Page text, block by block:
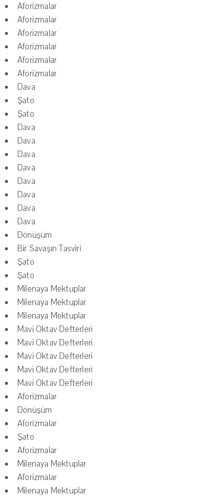
Aforizmalar
Aforizmalar
Aforizmalar
Aforizmalar
Aforizmalar
Aforizmalar
Dava
Şato
Şato
Dava
Dava
Dava
Dava
Dava
Dava
Dava
Dava
Dönüşüm
Bir Savaşın Tasviri
Şato
Şato
Milenaya Mektuplar
Milenaya Mektuplar
Milenaya Mektuplar
Mavi Oktav Defterleri
Mavi Oktav Defterleri
Mavi Oktav Defterleri
Mavi Oktav Defterleri
Mavi Oktav Defterleri
Aforizmalar
Dönüşüm
Aforizmalar
Şato
Aforizmalar
Milenaya Mektuplar
Aforizmalar
Milenaya Mektuplar